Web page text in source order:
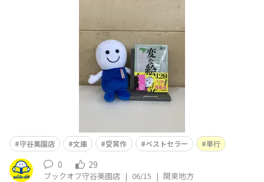
おります！私のおすすめは「変な絵」ですねコミック版も
おすすめです。ぜひご来店ください😊
守谷美園店 文庫 受賞作 ベストセラー 単行
0 29
ブックオフ守谷美園店 | 06/15 | 関東地方